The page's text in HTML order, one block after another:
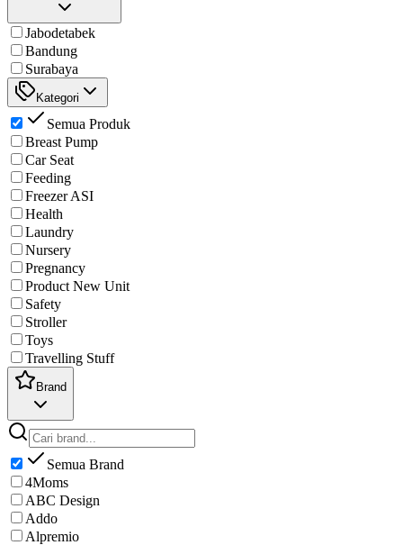
Jabodetabek
Bandung
Surabaya
Kategori
Semua Produk
Breast Pump
Car Seat
Feeding
Freezer ASI
Health
Laundry
Nursery
Pregnancy
Product New Unit
Safety
Stroller
Toys
Travelling Stuff
Brand
Semua Brand
4Moms
ABC Design
Addo
Alpremio